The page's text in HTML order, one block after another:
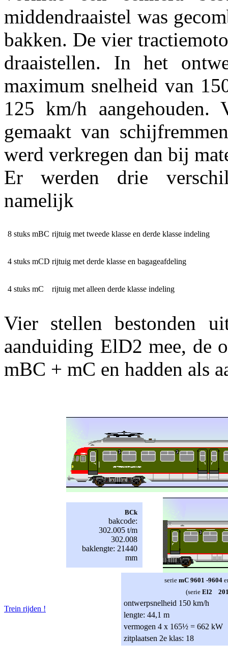
middendraaistel was
bakken. De vier
draaistellen. In het
maximum snelheid van
125 km/h aangehouden.
gemaakt van
werd verkregen dan bij
Er werden drie
namelijk
8 stuks mBC rijtuig met tweede klasse en derde klasse indeling
4 stuks mCD rijtuig met derde klasse en bagageafdeling
4 stuks mC rijtuig met alleen derde klasse indeling
Vier stellen bestonden
aanduiding ElD2 mee, de
mBC + mC en hadden als
BCk
bakcode:
302.005 t/m
302.008
baklengte: 21440
mm
Trein rijden !
serie mC 9601 -9604
(serie El2 201
ontwerpsnelheid 150 km/h
lengte: 44,1 m
vermogen 4 x 165½ = 662 kW
zitplaatsen 2e klas: 18